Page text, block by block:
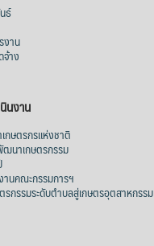
ธ์
งาน
าง
นงาน
กษตรกรแห่งชาติ
นาเกษตรกรรม
านคณะกรรมการฯ
กรรมระดับตำบลสู่เกษตรอุตสาหกรรม